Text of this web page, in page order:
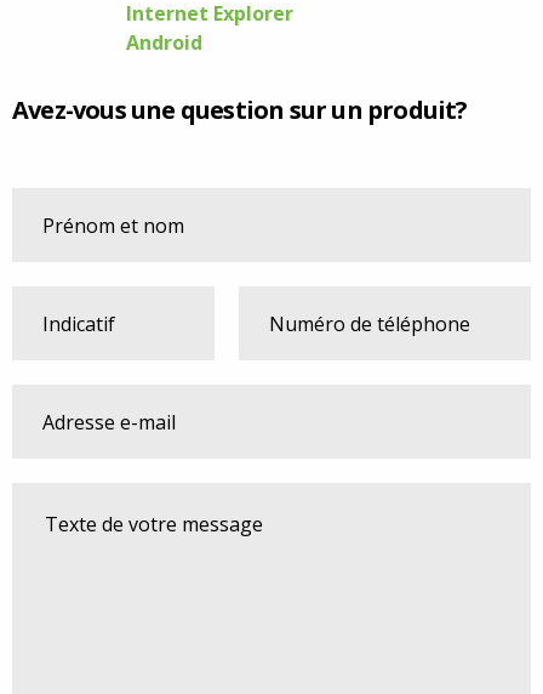
Internet Explorer
Android
Avez-vous une question sur un produit?